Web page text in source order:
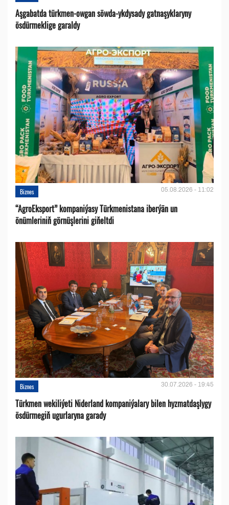
Aşgabatda türkmen-owgan söwda-ykdysady gatnaşyklaryny
ösdürmeklige garaldy
Biznes 05.08.2026 - 11:02
“AgroEksport” kompaniýasy Türkmenistana iberýän un
önümleriniň görnüşlerini giňeltdi
Biznes 30.07.2026 - 19:45
Türkmen wekiliýeti Niderland kompaniýalary bilen hyzmatdaşlygy
ösdürmegiň ugurlaryna garady